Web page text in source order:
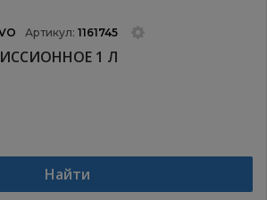
Артикул: 1161745
1 Л
Найти